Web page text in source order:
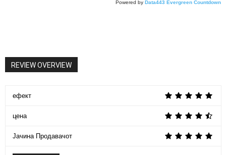
Powered by Data443 Evergreen Countdown
REVIEW OVERVIEW
ефект
цена
Јачина Продавачот